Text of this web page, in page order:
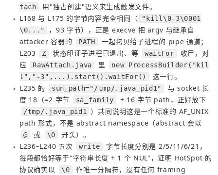
tach
用"独占创建"语义来生成触发文件。
● L168 与 L175 的字节内容完全相同（
"kill\0-3\0001
\0..."
，93 字节），正是 execve 把 argv 与继承自
attacker 容器的
PATH
一起拷贝给子进程的 pipe 通道；
L203
Z 状态印证子进程已退出、等 waitFor
收尸，对
应
RawAttach.java 里
new ProcessBuilder("kil
l","-3",...).start().waitFor()
这一行。
● L235 的 sun_path="/tmp/.java_pid1"
与 socket 长
度 18（=2 字节
sa_family + 16 字节 path，正好放下
/tmp/.java_pid1
）共同说明这是一个标准的 AF_UNIX
path 形式，不是 abstract namespace（abstract 会以
@ 或 \0 开头）。
● L236–L240 五次 write
字节长度分别是 2/5/11/6/21，
每段都恰好等于"字符串长度 + 1 个 NUL"，证明 HotSpot 的
协议确实以
\0
作唯一分隔符，没有任何 framing